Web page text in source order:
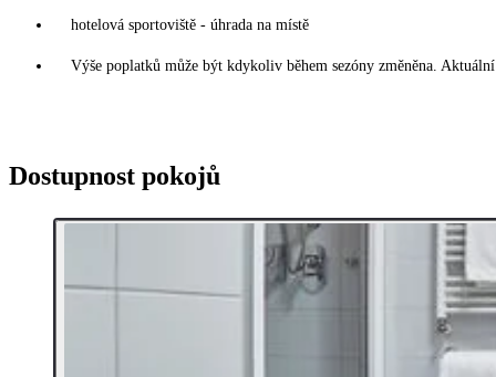
hotelová sportoviště - úhrada na místě
Výše poplatků může být kdykoliv během sezóny změněna.
Dostupnost pokojů